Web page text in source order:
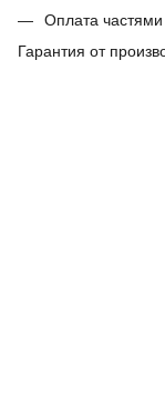
Оплата
Гарантия от